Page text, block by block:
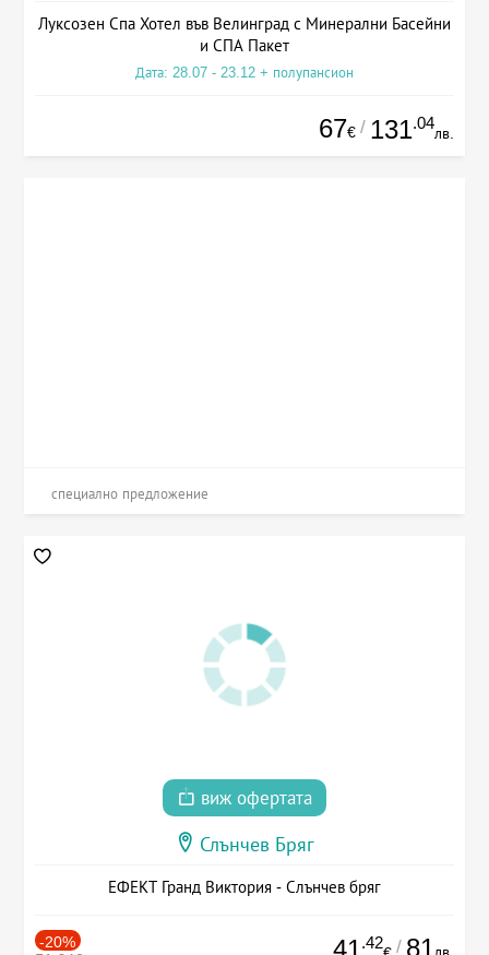
Луксозен Спа Хотел във Велинград с Минерални Басейни
и СПА Пакет
Дата: 28.07 - 23.12 + полупансион
67€ / 131.04
лв.
специално предложение
виж офертата
Слънчев Бряг
ЕФЕКТ Гранд Виктория - Слънчев бряг
-20% 41 .42 / 81